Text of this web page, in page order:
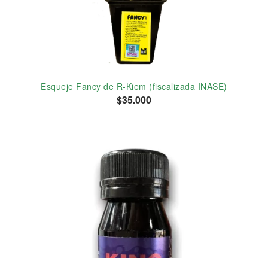
Esqueje Fancy de R-Kiem (fiscalizada INASE)
$35.000